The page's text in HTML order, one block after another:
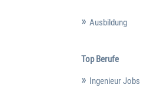
Ausbildung
Top Berufe
Ingenieur Jobs